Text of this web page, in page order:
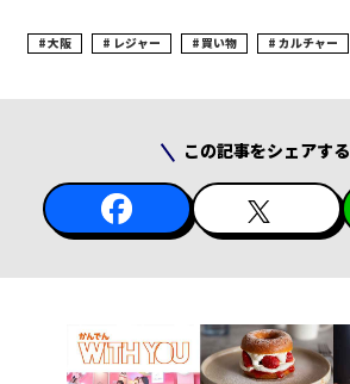
大阪 レジャー 買い物 カルチャー
この記事をシェアする